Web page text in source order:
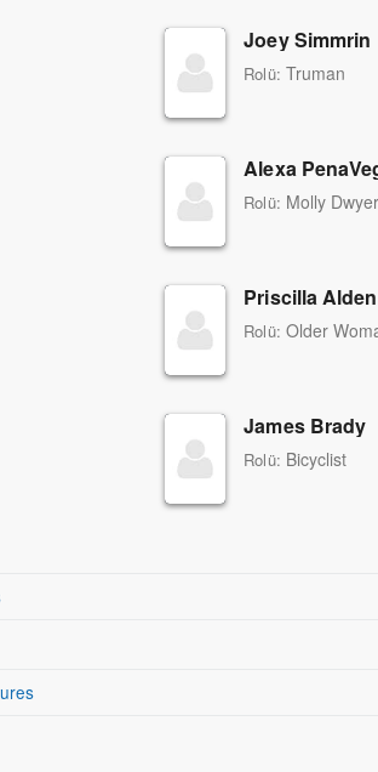
Joey Simmrin
Rolü: Truman
Alexa
Rolü: Molly Dwyer
Priscilla Alden
Rolü: Older
James Brady
Rolü: Bicyclist